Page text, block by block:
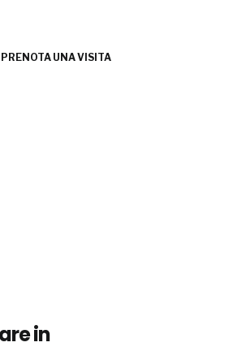
PRENOTA UNA VISITA
in